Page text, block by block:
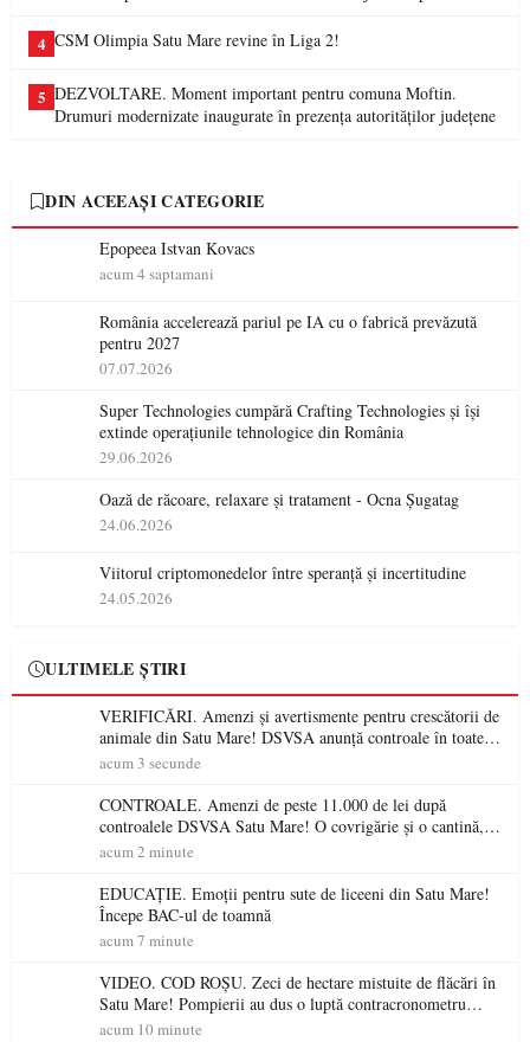
4 CSM Olimpia Satu Mare revine în Liga 2!
5 DEZVOLTARE. Moment important pentru comuna Moftin.
Drumuri modernizate inaugurate în prezența autorităților județene
DIN ACEEAȘI CATEGORIE
Epopeea Istvan Kovacs
acum 4 saptamani
România accelerează pariul pe IA cu o fabrică prevăzută
pentru 2027
07.07.2026
Super Technologies cumpără Crafting Technologies și își
extinde operațiunile tehnologice din România
29.06.2026
Oază de răcoare, relaxare și tratament - Ocna Șugatag
24.06.2026
Viitorul criptomonedelor între speranță și incertitudine
24.05.2026
ULTIMELE ȘTIRI
VERIFICĂRI. Amenzi și avertismente pentru crescătorii de
animale din Satu Mare! DSVSA anunță controale în toate
gospodăriile și face apel la respectarea legii
acum 3 secunde
CONTROALE. Amenzi de peste 11.000 de lei după
controalele DSVSA Satu Mare! O covrigărie și o cantină,
sancționate pentru nereguli
acum 2 minute
EDUCAȚIE. Emoții pentru sute de liceeni din Satu Mare!
Începe BAC-ul de toamnă
acum 7 minute
VIDEO. COD ROȘU. Zeci de hectare mistuite de flăcări în
Satu Mare! Pompierii au dus o luptă contracronometru
pentru a salva o pădure de la dezastru
acum 10 minute